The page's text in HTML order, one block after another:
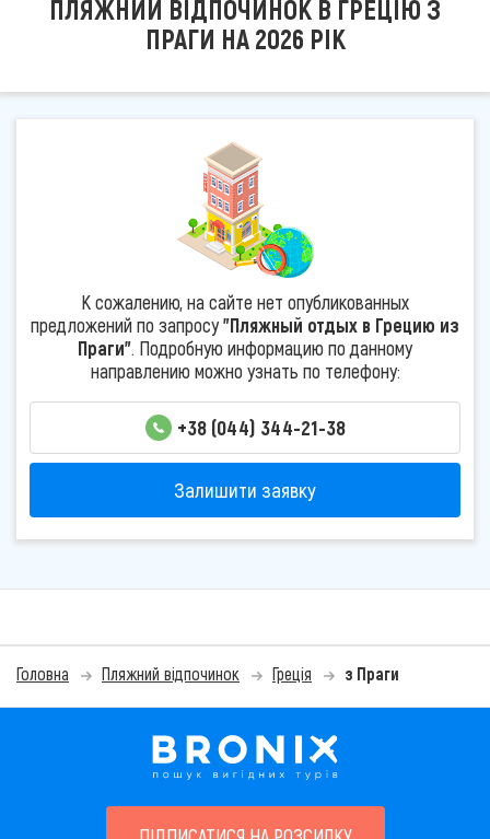
ПЛЯЖНИЙ ВІДПОЧИНОК В ГРЕЦІЮ З
ПРАГИ НА 2026 РІК
К сожалению, на сайте нет опубликованных
предложений по запросу"Пляжный отдых в Грецию из
Праги". Подробную информацию по данному
направлению можно узнать по телефону:
+38 (044) 344-21-38
Залишити заявку
Головна Пляжний відпочинок Греція з Праги